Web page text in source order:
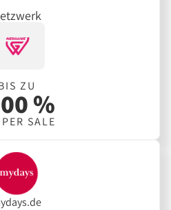
ZU
%
SALE